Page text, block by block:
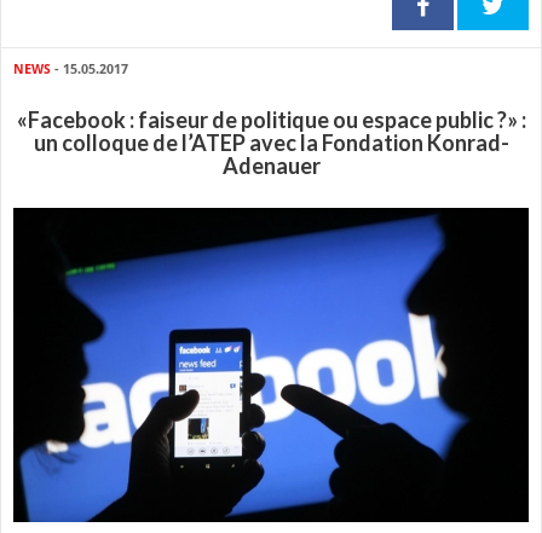
NEWS - 15.05.2017
«Facebook : faiseur de politique ou espace public ?» :
un colloque de l’ATEP avec la Fondation Konrad-
Adenauer